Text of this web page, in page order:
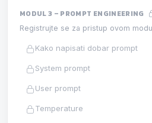
MODUL 3 – PROMPT ENGINEERING
Registrujte se za pristup ovom
Kako napisati dobar prompt
System prompt
User prompt
Temperature